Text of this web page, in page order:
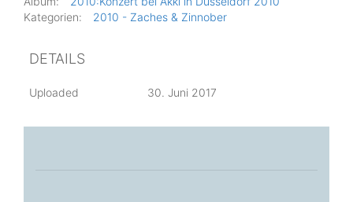
Kategorien:
2010 - Zaches & Zinnober
DETAILS
Uploaded 30. Juni 2017